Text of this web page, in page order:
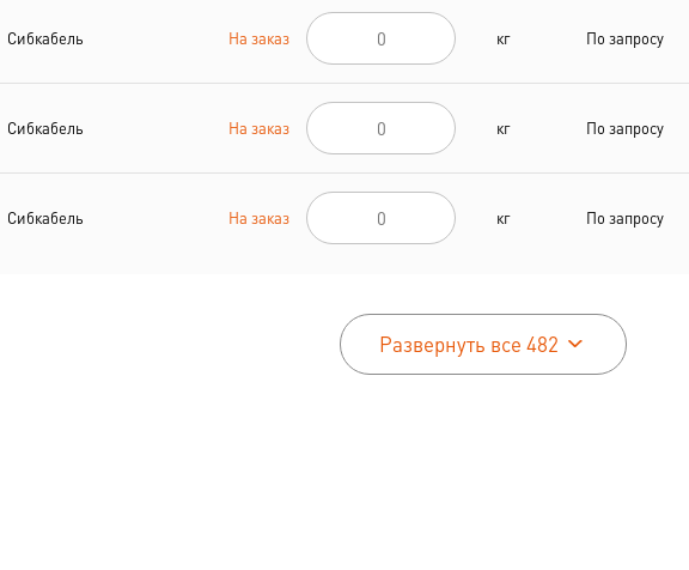
Сибкабель На заказ кг По запросу
Сибкабель На заказ кг По запросу
Сибкабель На заказ кг По запросу
Развернуть все 482